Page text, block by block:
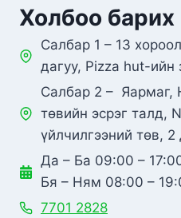
Холбоо барих
Салбар 1 – 13
дагуу, Pizza hut-ийн
Салбар 2 – Яармаг,
төвийн эсрэг талд,
үйлчилгээний төв, 2
Да – Ба 09:00 –
Бя – Ням 08:00 –
7701 2828